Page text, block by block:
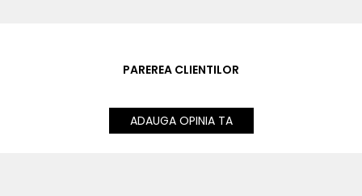
PAREREA CLIENTILOR
ADAUGA OPINIA TA